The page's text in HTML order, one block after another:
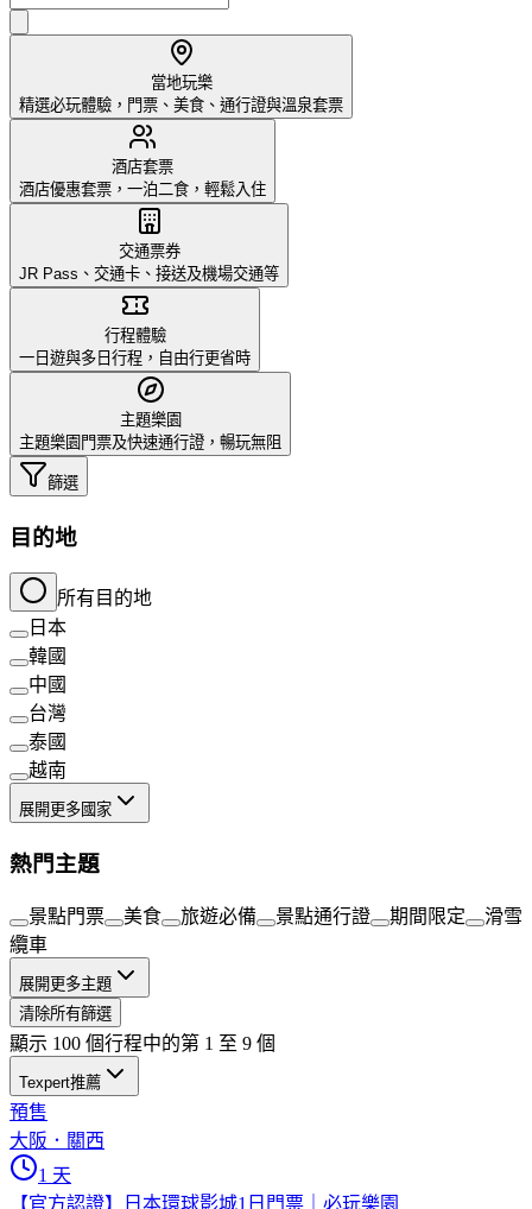
當地玩樂
精選必玩體驗，門票、美食、通行證與溫泉套票
酒店套票
酒店優惠套票，一泊二食，輕鬆入住
交通票券
JR Pass、交通卡、接送及機場交通等
行程體驗
一日遊與多日行程，自由行更省時
主題樂園
主題樂園門票及快速通行證，暢玩無阻
篩選
目的地
所有目的地
日本
韓國
中國
台灣
泰國
越南
展開更多國家
熱門主題
景點門票 美食 旅遊必備 景點通行證 期間限定
滑雪
纜車
展開更多主題
清除所有篩選
顯示 100 個行程中的第 1 至 9 個
Texpert推薦
預售
大阪．關西
1 天
【官方認證】日本環球影城1日門票｜必玩樂園